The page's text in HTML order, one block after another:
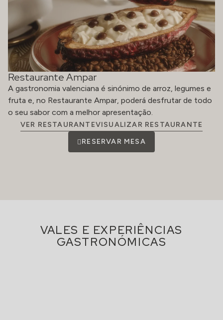
Restaurante Ampar
A gastronomia valenciana é sinónimo de arroz, legumes e
fruta e, no Restaurante Ampar, poderá desfrutar de todo
o seu sabor com a melhor apresentação.
VER RESTAURANTEVISUALIZAR RESTAURANTE
RESERVAR MESA
VALES E EXPERIÊNCIAS
GASTRONÓMICAS